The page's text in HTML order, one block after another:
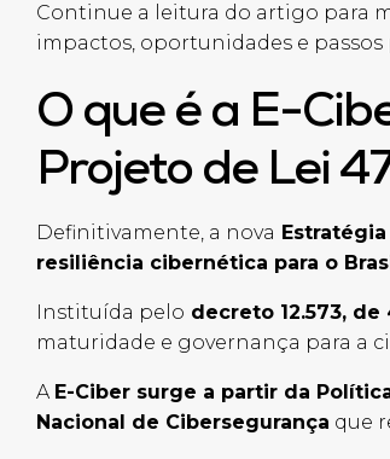
Continue a leitura do artigo para
impactos, oportunidades e passos
O que é a E-
Projeto de Lei
Definitivamente, a nova
resiliência cibernética para o
Instituída pelo decreto 12.573,
maturidade e governança para a
A E-Ciber surge a partir da
Nacional de Cibersegurança que